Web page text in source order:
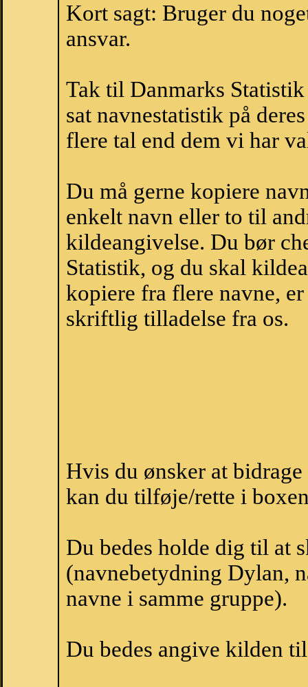
Kort sagt: Bruger du
ansvar.
Tak til Danmarks
sat navnestatistik på
flere tal end dem vi har
Du må gerne kopiere
enkelt navn eller to til
kildeangivelse. Du bør
Statistik, og du skal
kopiere fra flere navne,
skriftlig tilladelse fra os.
Hvis du ønsker at
kan du tilføje/rette i
Du bedes holde dig til at
(navnebetydning Dylan,
navne i samme gruppe).
Du bedes angive kilden